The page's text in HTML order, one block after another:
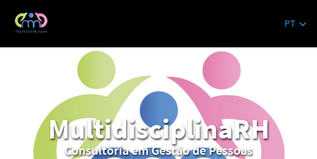
PT
MultidisciplinaRH
Consultoria em Gestão de Pessoas